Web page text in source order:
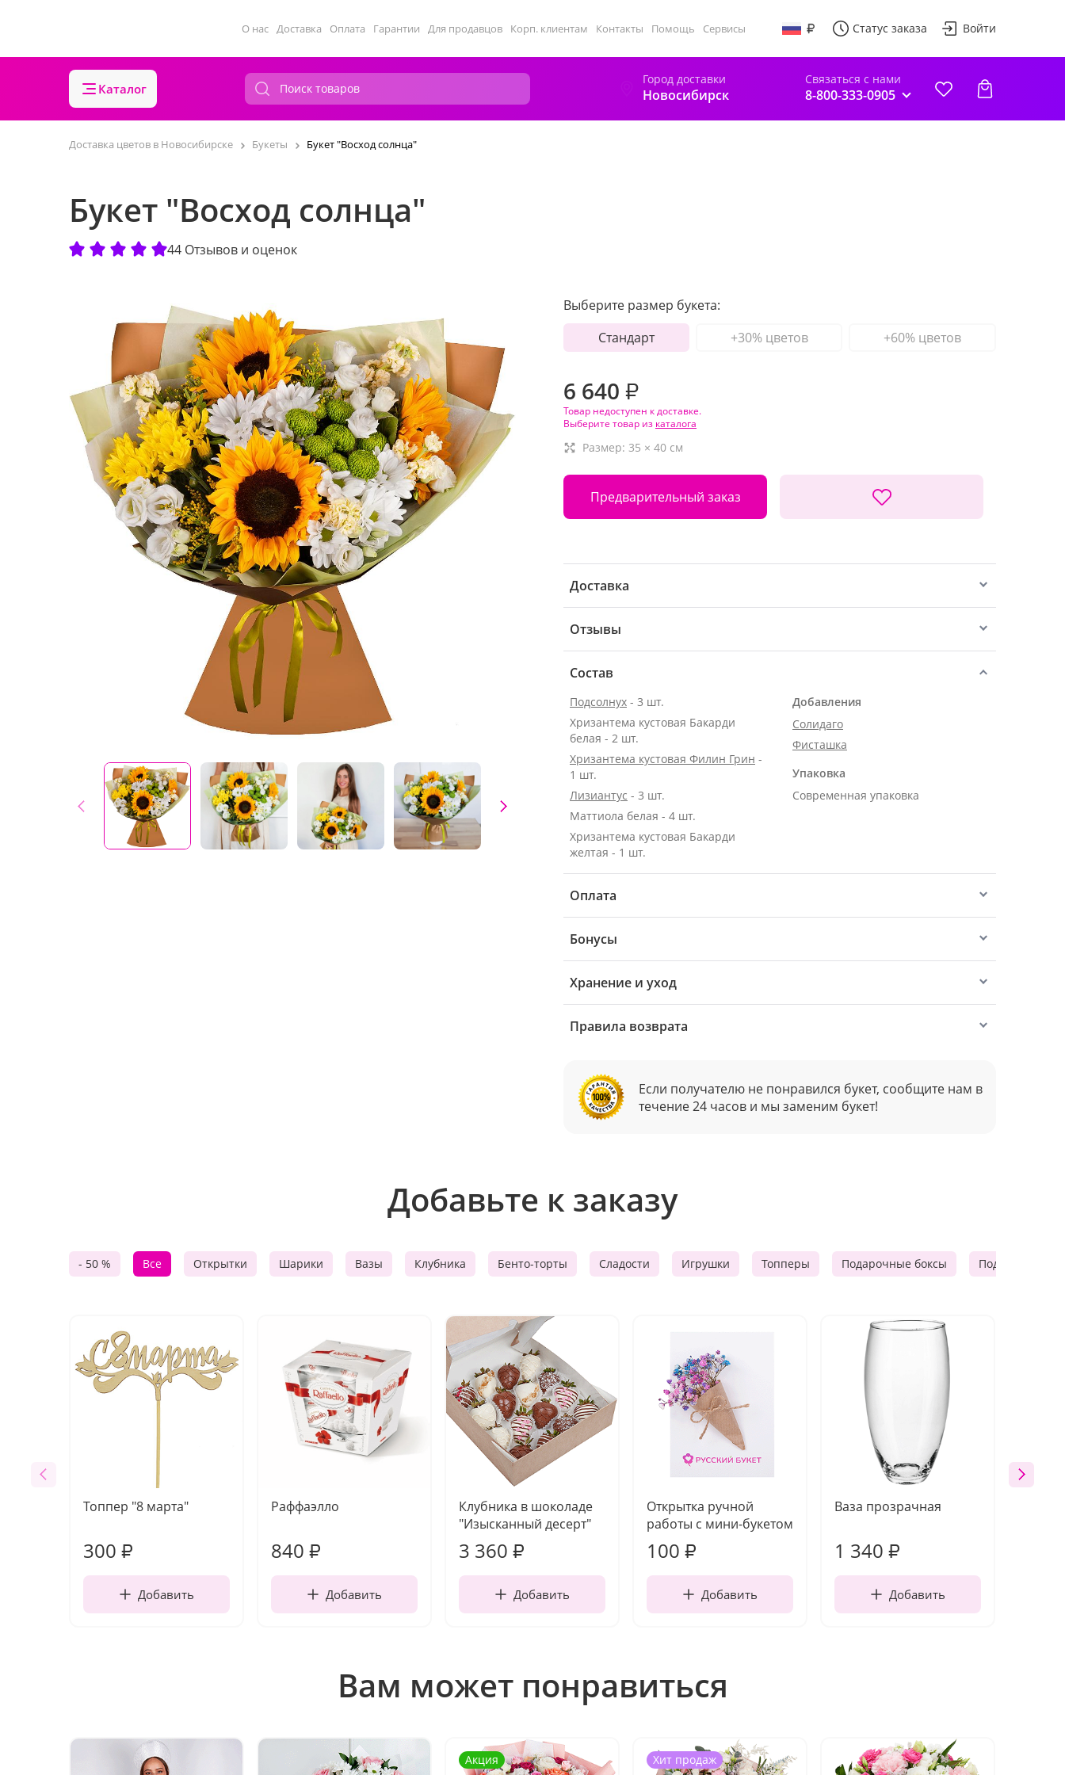
О нас Доставка Оплата Гарантии Для продавцов Корп. клиентам Контакты Помощь Сервисы Статус заказа Войти
Каталог
Город доставки
Новосибирск
Связаться с нами
8-800-333-0905
Доставка цветов в Новосибирске Букеты Букет "Восход солнца"
Букет "Восход солнца"
44 Отзывов и оценок
Выберите размер букета:
Стандарт
+30% цветов +60% цветов
6 640 ₽
Товар недоступен к доставке.
Выберите товар из каталога
Размер: 35 × 40 см
Предварительный заказ
Доставка
Отзывы
Состав
Подсолнух - 3 шт.
Хризантема кустовая Бакарди
белая - 2 шт.
Хризантема кустовая Филин Грин -
1 шт.
Лизиантус - 3 шт.
Маттиола белая - 4 шт.
Хризантема кустовая Бакарди
желтая - 1 шт.
Добавления
Солидаго
Фисташка
Упаковка
Современная упаковка
Оплата
Бонусы
Хранение и уход
Правила возврата
Если получателю не понравился букет, сообщите нам в
течение 24 часов и мы заменим букет!
Добавьте к заказу
- 50 % Все Открытки Шарики Вазы Клубника Бенто-торты Сладости Игрушки Топперы Подарочные боксы Подарочные
Топпер "8 марта"
300 ₽
Добавить
Раффаэлло
840 ₽
Добавить
Клубника в шоколаде
"Изысканный десерт"
3 360 ₽
Добавить
Открытка ручной
работы с мини-букетом
100 ₽
Добавить
Ваза прозрачная
1 340 ₽
Добавить
Вам может понравиться
Акция Хит продаж